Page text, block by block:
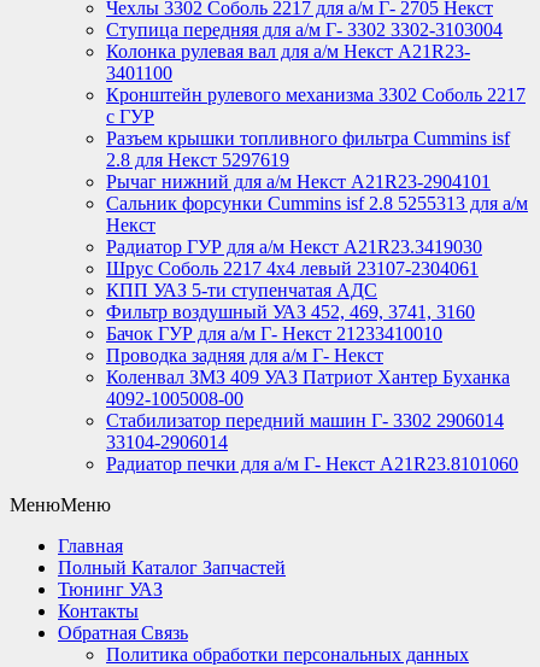
Чехлы 3302 Соболь 2217 для а/м Г- 2705 Некст
Ступица передняя для а/м Г- 3302 3302-3103004
Колонка рулевая вал для а/м Некст A21R23-
3401100
Кронштейн рулевого механизма 3302 Соболь 2217
с ГУР
Разъем крышки топливного фильтра Cummins isf
2.8 для Некст 5297619
Рычаг нижний для а/м Некст А21R23-2904101
Сальник форсунки Cummins isf 2.8 5255313 для а/м
Некст
Радиатор ГУР для а/м Некст A21R23.3419030
Шрус Соболь 2217 4х4 левый 23107-2304061
КПП УАЗ 5-ти ступенчатая АДС
Фильтр воздушный УАЗ 452, 469, 3741, 3160
Бачок ГУР для а/м Г- Некст 21233410010
Проводка задняя для а/м Г- Некст
Коленвал ЗМЗ 409 УАЗ Патриот Хантер Буханка
4092-1005008-00
Стабилизатор передний машин Г- 3302 2906014
33104-2906014
Радиатор печки для а/м Г- Некст А21R23.8101060
МенюМеню
Главная
Полный Каталог Запчастей
Тюнинг УАЗ
Контакты
Обратная Связь
Политика обработки персональных данных